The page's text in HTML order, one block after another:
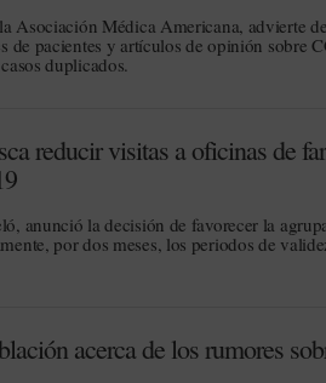
Asociación Médica Americana, advierte
de pacientes y artículos de opinión sobre
duplicados.
reducir visitas a oficinas de
anunció la decisión de favorecer la
por dos meses, los periodos de
acerca de los rumores